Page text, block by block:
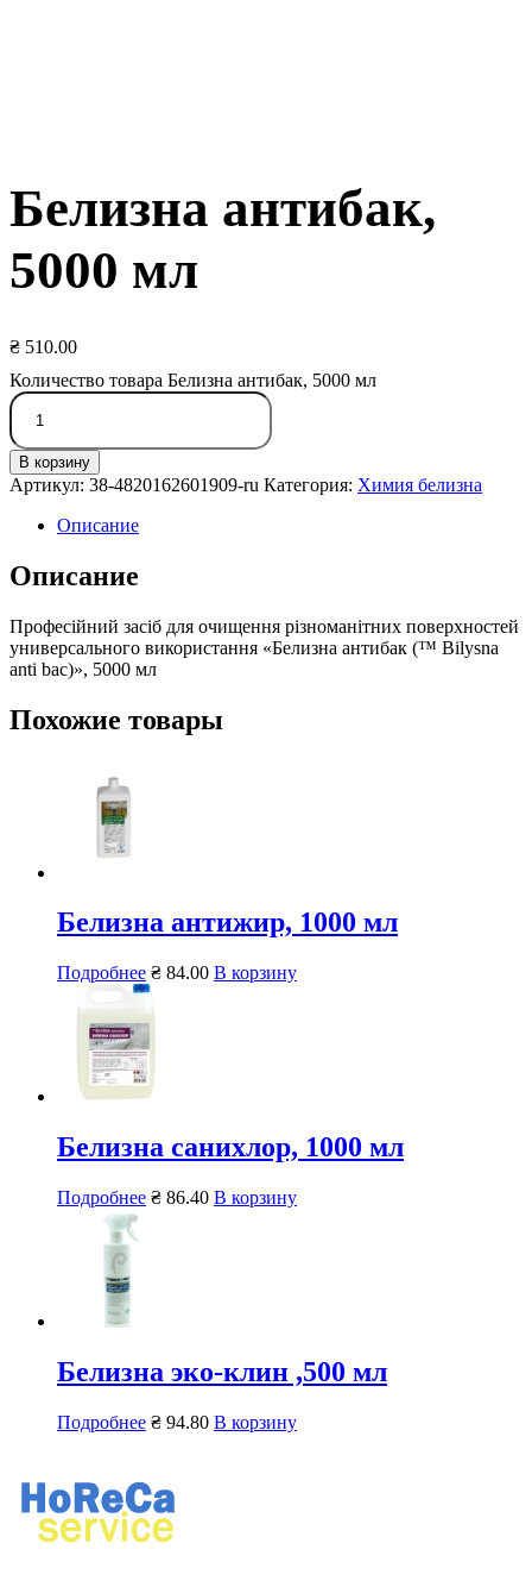
Белизна антибак,
5000 мл
₴ 510.00
Количество товара Белизна антибак, 5000 мл
В корзину
Артикул: 38-4820162601909-ru Категория: Химия белизна
Описание
Описание
Професійний засіб для очищення різноманітних поверхностей
универсального використання «Белизна антибак (™ Bilysna
anti bac)», 5000 мл
Похожие товары
Белизна антижир, 1000 мл
Подробнее ₴ 84.00 В корзину
Белизна санихлор, 1000 мл
Подробнее ₴ 86.40 В корзину
Белизна эко-клин ,500 мл
Подробнее ₴ 94.80 В корзину